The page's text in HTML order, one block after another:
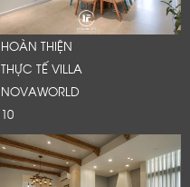
HOÀN THIỆN
THỰC TẾ VILLA
NOVAWORLD
10